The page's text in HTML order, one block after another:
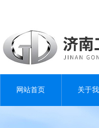
网站首页 关于